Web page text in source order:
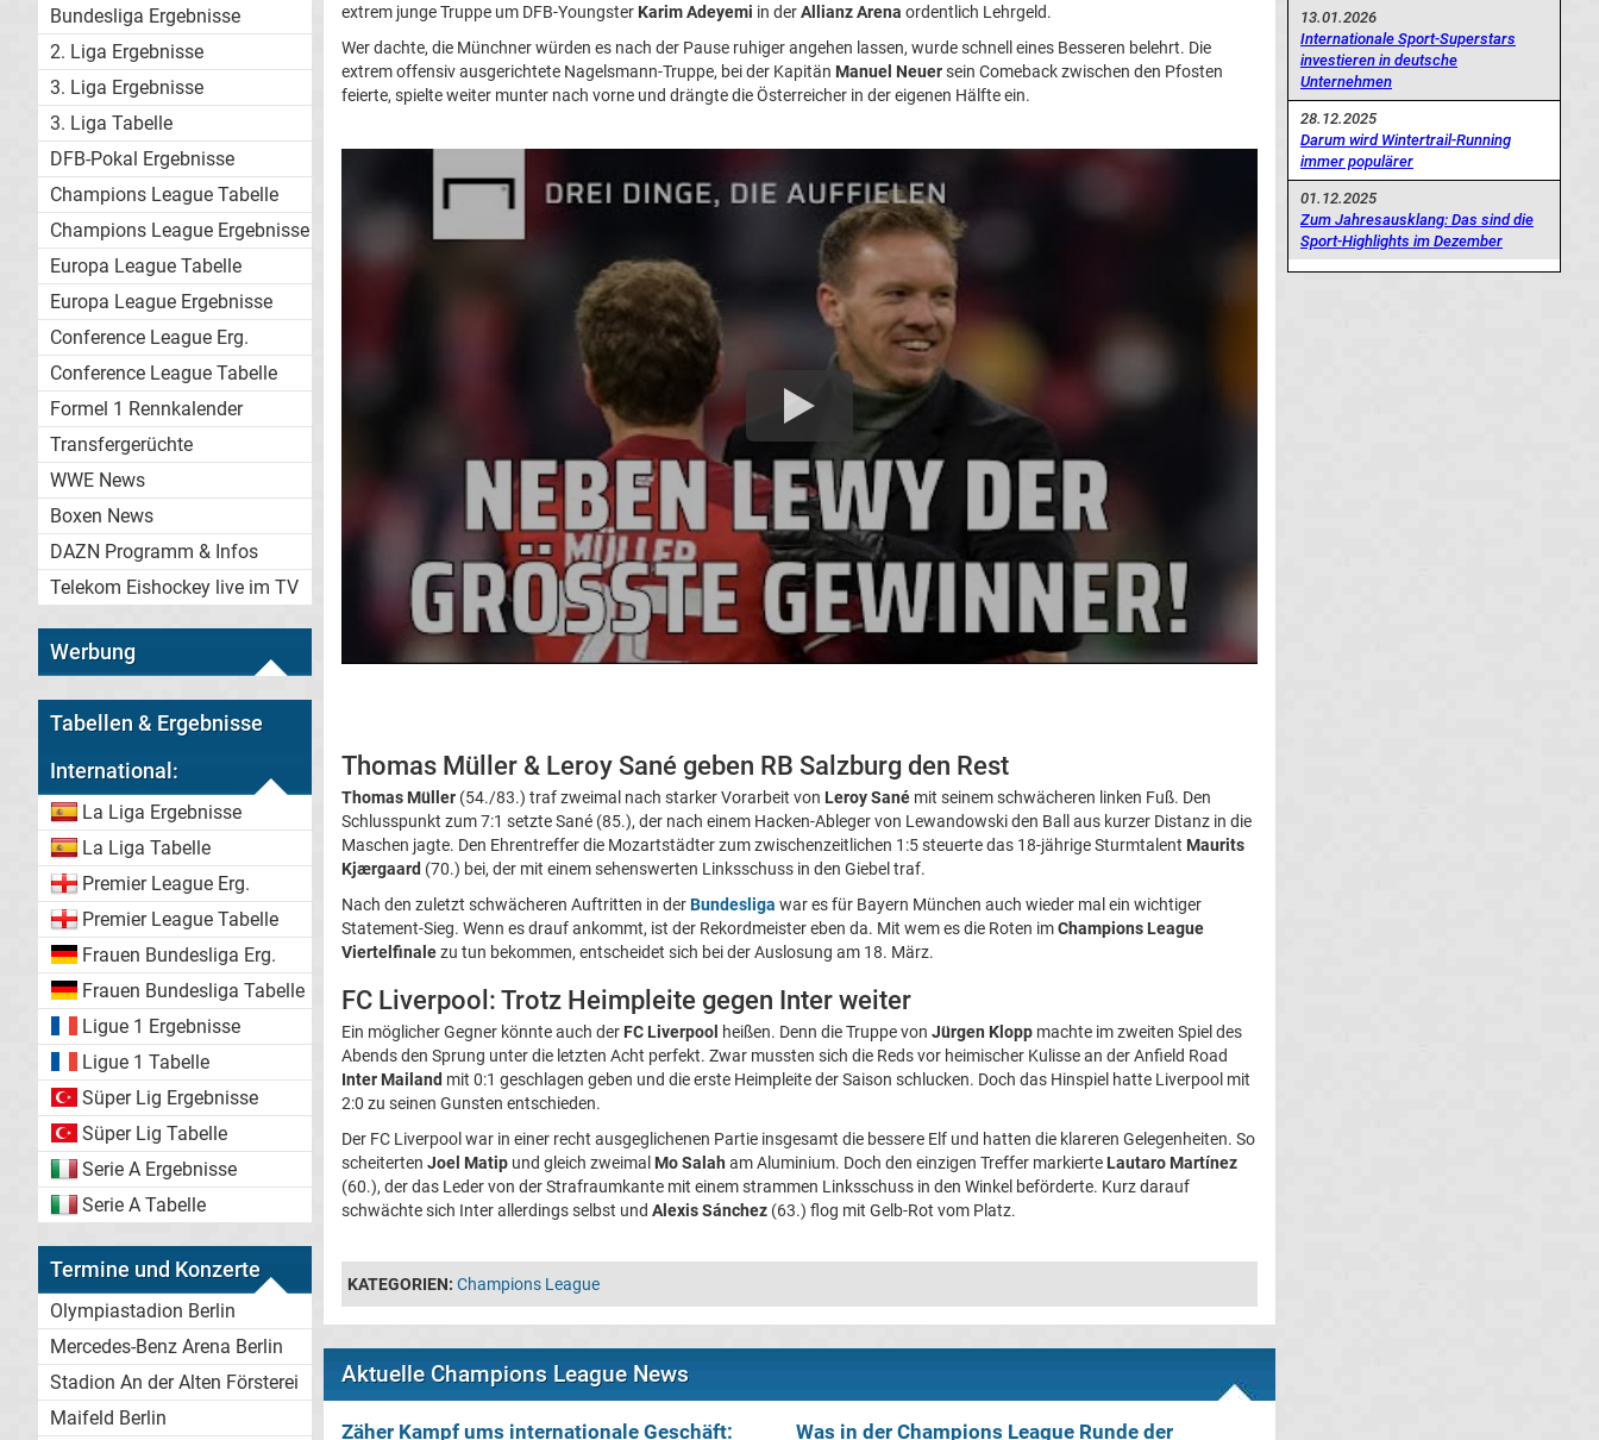
Bundesliga Ergebnisse
2. Liga Ergebnisse
3. Liga Ergebnisse
3. Liga Tabelle
DFB-Pokal Ergebnisse
Champions League Tabelle
Champions League Ergebnisse
Europa League Tabelle
Europa League Ergebnisse
Conference League Erg.
Conference League Tabelle
Formel 1 Rennkalender
Transfergerüchte
WWE News
Boxen News
DAZN Programm & Infos
Telekom Eishockey live im TV
Werbung
Tabellen & Ergebnisse
International:
La Liga Ergebnisse
La Liga Tabelle
Premier League Erg.
Premier League Tabelle
Frauen Bundesliga Erg.
Frauen Bundesliga Tabelle
Ligue 1 Ergebnisse
Ligue 1 Tabelle
Süper Lig Ergebnisse
Süper Lig Tabelle
Serie A Ergebnisse
Serie A Tabelle
Termine und Konzerte
Olympiastadion Berlin
Mercedes-Benz Arena Berlin
Stadion An der Alten Försterei
Maifeld Berlin
extrem junge Truppe um DFB-Youngster Karim Adeyemi in derAllianz Arena ordentlich Lehrgeld.
Wer dachte, die Münchner würden es nach der Pause ruhiger angehen lassen, wurde schnell eines Besseren belehrt. Die
extrem offensiv ausgerichtete Nagelsmann-Truppe, bei der Kapitän Manuel Neuersein Comeback zwischen den Pfosten
feierte, spielte weiter munter nach vorne und drängte die Österreicher in der eigenen Hälfte ein.
Thomas Müller & Leroy Sané geben RB Salzburg den Rest
Thomas Müller (54./83.) traf zweimal nach starker Vorarbeit von Leroy Sané mit seinem schwächeren linken Fuß. Den
Schlusspunkt zum 7:1 setzte Sané (85.), der nach einem Hacken-Ableger von Lewandowski den Ball aus kurzer Distanz in die
Maschen jagte. Den Ehrentreffer die Mozartstädter zum zwischenzeitlichen 1:5 steuerte das 18-jährige Sturmtalent Maurits
Kjærgaard (70.) bei, der mit einem sehenswerten Linksschuss in den Giebel traf.
Nach den zuletzt schwächeren Auftritten in derBundesliga war es für Bayern München auch wieder mal ein wichtiger
Statement-Sieg. Wenn es drauf ankommt, ist der Rekordmeister eben da. Mit wem es die Roten imChampions League
Viertelfinalezu tun bekommen, entscheidet sich bei der Auslosung am 18. März.
FC Liverpool: Trotz Heimpleite gegen Inter weiter
Ein möglicher Gegner könnte auch der FC Liverpool heißen. Denn die Truppe von Jürgen Klopp machte im zweiten Spiel des
Abends den Sprung unter die letzten Acht perfekt. Zwar mussten sich die Reds vor heimischer Kulisse an der Anfield Road
Inter Mailand mit 0:1 geschlagen geben und die erste Heimpleite der Saison schlucken. Doch das Hinspiel hatte Liverpool mit
2:0 zu seinen Gunsten entschieden.
Der FC Liverpool war in einer recht ausgeglichenen Partie insgesamt die bessere Elf und hatten die klareren Gelegenheiten. So
scheiterten Joel Matip und gleich zweimal Mo Salah am Aluminium. Doch den einzigen Treffer markierte Lautaro Martínez
(60.), der das Leder von der Strafraumkante mit einem strammen Linksschuss in den Winkel beförderte. Kurz darauf
schwächte sich Inter allerdings selbst und Alexis Sánchez (63.) flog mit Gelb-Rot vom Platz.
KATEGORIEN: Champions League
Aktuelle Champions League News
Zäher Kampf ums internationale Geschäft:
Was in der Champions League Runde der
13.01.2026
Internationale Sport-Superstars
investieren in deutsche
Unternehmen
28.12.2025
Darum wird Wintertrail-Running
immer populärer
01.12.2025
Zum Jahresausklang: Das sind die
Sport-Highlights im Dezember